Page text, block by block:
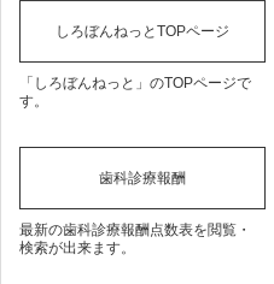
しろぼんねっとTOPページ
「しろぼんねっと」のTOPページで
す。
歯科診療報酬
最新の歯科診療報酬点数表を閲覧・
検索が出来ます。